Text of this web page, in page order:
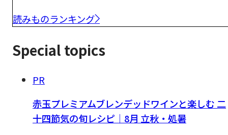
読みものランキング
Special topics
PR
赤玉プレミアムブレンデッドワインと楽しむ 二
十四節気の旬レシピ｜8月 立秋・処暑